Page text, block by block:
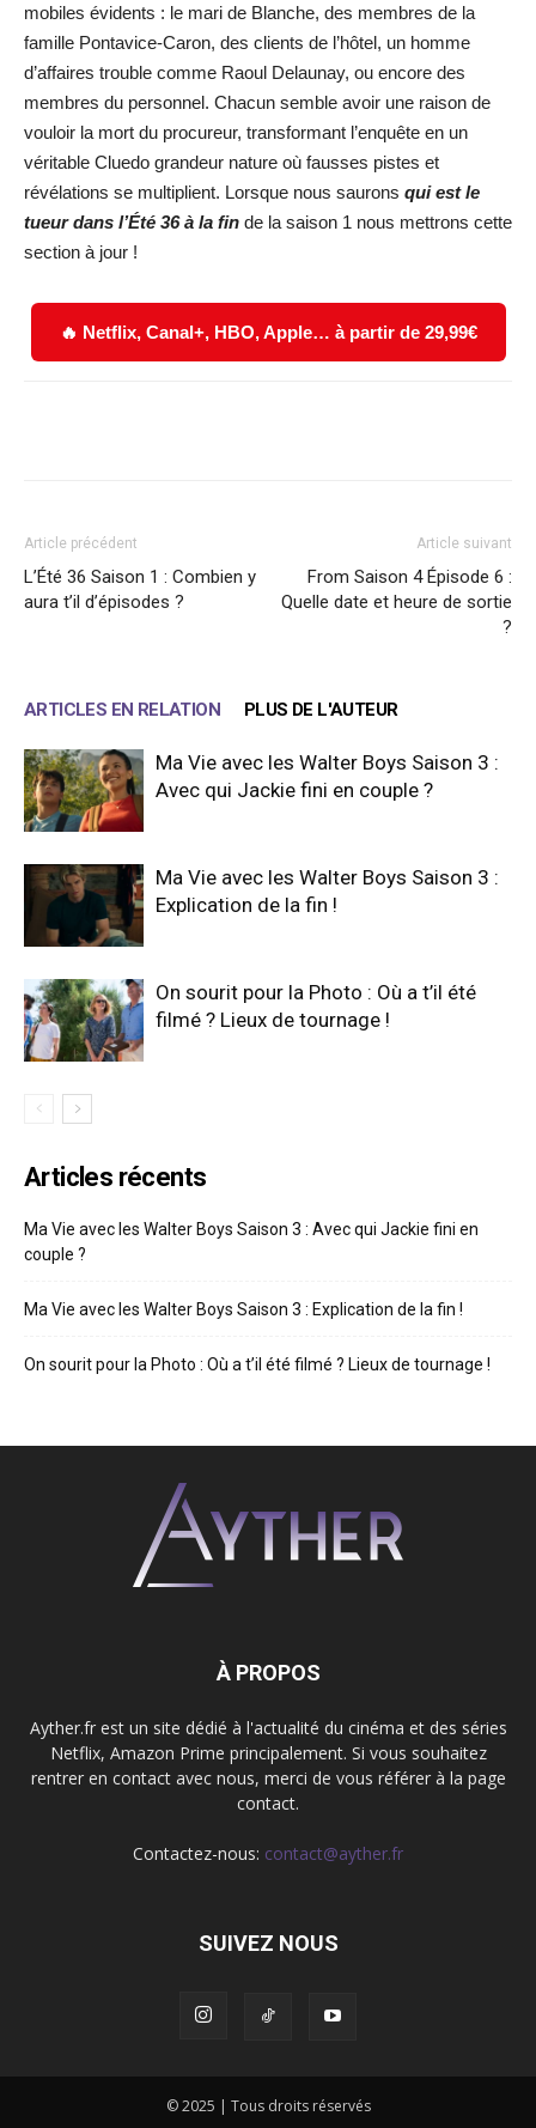
mobiles évidents : le mari de Blanche, des membres de la
famille Pontavice-Caron, des clients de l’hôtel, un homme
d’affaires trouble comme Raoul Delaunay, ou encore des
membres du personnel. Chacun semble avoir une raison de
vouloir la mort du procureur, transformant l’enquête en un
véritable Cluedo grandeur nature où fausses pistes et
révélations se multiplient. Lorsque nous saurons qui est le
tueur dans l’Été 36 à la fin de la saison 1 nous mettrons cette
section à jour !
🔥 Netflix, Canal+, HBO, Apple… à partir de 29,99€
Article précédent
L’Été 36 Saison 1 : Combien y
aura t’il d’épisodes ?
Article suivant
From Saison 4 Épisode 6 :
Quelle date et heure de sortie
?
ARTICLES EN RELATION PLUS DE L'AUTEUR
Ma Vie avec les Walter Boys Saison 3 :
Avec qui Jackie fini en couple ?
Ma Vie avec les Walter Boys Saison 3 :
Explication de la fin !
On sourit pour la Photo : Où a t’il été
filmé ? Lieux de tournage !
Articles récents
Ma Vie avec les Walter Boys Saison 3 : Avec qui Jackie fini en
couple ?
Ma Vie avec les Walter Boys Saison 3 : Explication de la fin !
On sourit pour la Photo : Où a t’il été filmé ? Lieux de tournage !
À PROPOS
Ayther.fr est un site dédié à l'actualité du cinéma et des séries
Netflix, Amazon Prime principalement. Si vous souhaitez
rentrer en contact avec nous, merci de vous référer à la page
contact.
Contactez-nous: contact@ayther.fr
SUIVEZ NOUS
© 2025 | Tous droits réservés